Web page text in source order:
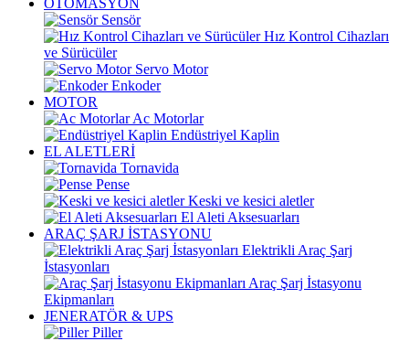
OTOMASYON
Sensör
Hız Kontrol Cihazları
ve Sürücüler
Servo Motor
Enkoder
MOTOR
Ac Motorlar
Endüstriyel Kaplin
EL ALETLERİ
Tornavida
Pense
Keski ve kesici aletler
El Aleti Aksesuarları
ARAÇ ŞARJ İSTASYONU
Elektrikli Araç Şarj
İstasyonları
Araç Şarj İstasyonu
Ekipmanları
JENERATÖR & UPS
Piller